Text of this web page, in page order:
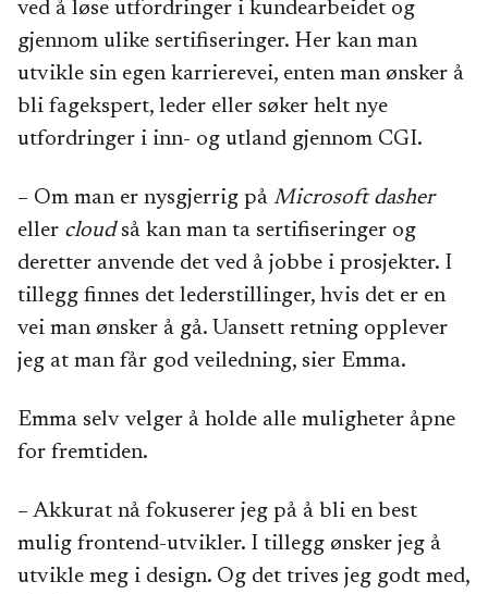
ved å løse utfordringer i kundearbeidet og
gjennom ulike sertifiseringer. Her kan man
utvikle sin egen karrierevei, enten man ønsker å
bli fagekspert, leder eller søker helt nye
utfordringer i inn- og utland gjennom CGI.
– Om man er nysgjerrig på Microsoft dasher
eller cloudså kan man ta sertifiseringer og
deretter anvende det ved å jobbe i prosjekter. I
tillegg finnes det lederstillinger, hvis det er en
vei man ønsker å gå. Uansett retning opplever
jeg at man får god veiledning, sier Emma.
Emma selv velger å holde alle muligheter åpne
for fremtiden.
– Akkurat nå fokuserer jeg på å bli en best
mulig frontend-utvikler. I tillegg ønsker jeg å
utvikle meg i design. Og det trives jeg godt med,